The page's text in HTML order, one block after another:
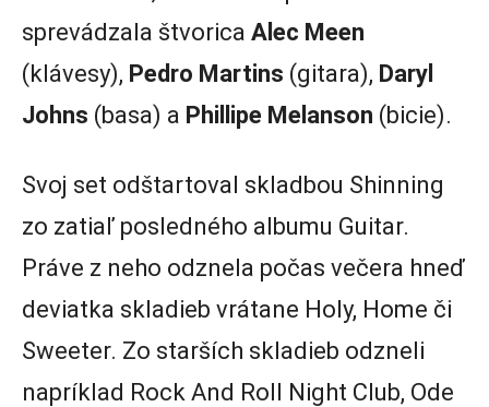
sprevádzala štvorica Alec Meen
(klávesy), Pedro Martins (gitara), Daryl
Johns (basa) a Phillipe Melanson (bicie).
Svoj set odštartoval skladbou Shinning
zo zatiaľ posledného albumu Guitar.
Práve z neho odznela počas večera hneď
deviatka skladieb vrátane Holy, Home či
Sweeter. Zo starších skladieb odzneli
napríklad Rock And Roll Night Club, Ode